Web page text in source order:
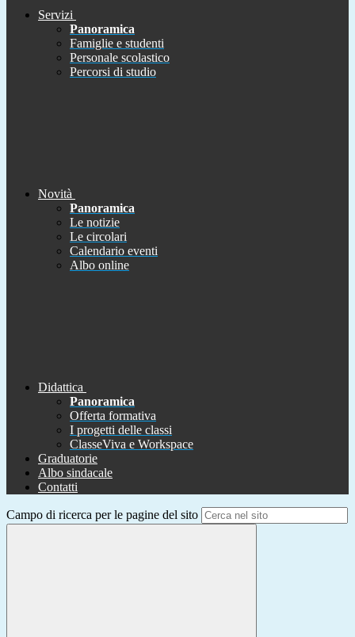
Servizi
Panoramica
Famiglie e studenti
Personale scolastico
Percorsi di studio
Novità
Panoramica
Le notizie
Le circolari
Calendario eventi
Albo online
Didattica
Panoramica
Offerta formativa
I progetti delle classi
ClasseViva e Workspace
Graduatorie
Albo sindacale
Contatti
Campo di ricerca per le pagine del sito